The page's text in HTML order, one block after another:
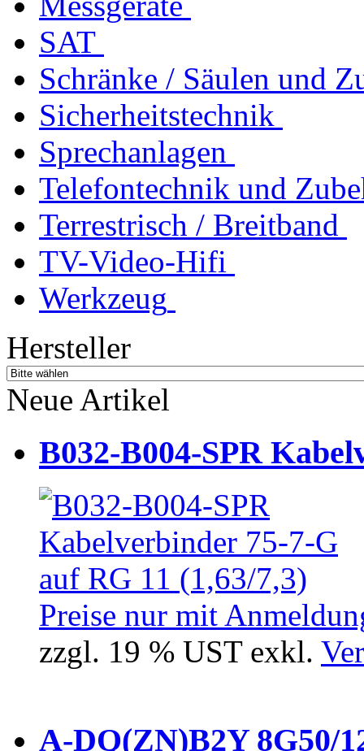
SAT
Schränke / Säulen und
Sicherheitstechnik
Sprechanlagen
Telefontechnik und
Terrestrisch / Breitband
TV-Video-Hifi
Werkzeug
Hersteller
Neue Artikel
B032-B004-SPR
Preise nur mit
zzgl. 19 % UST exkl.
A-DQ(ZN)B2Y 8G50/